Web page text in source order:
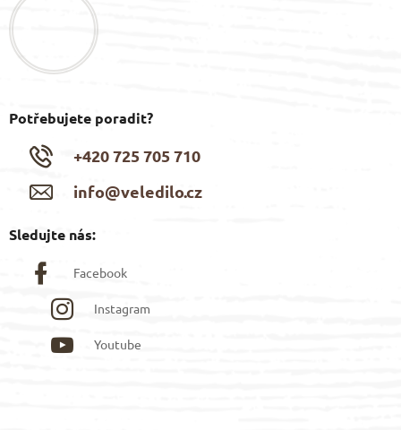
Potřebujete poradit?
+420 725 705 710
info@veledilo.cz
Sledujte nás:
Facebook
Instagram
Youtube